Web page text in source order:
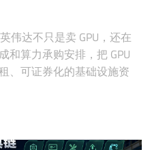
伟达不只是卖 GPU，还在
和算力承购安排，把 GPU
、可证券化的基础设施资